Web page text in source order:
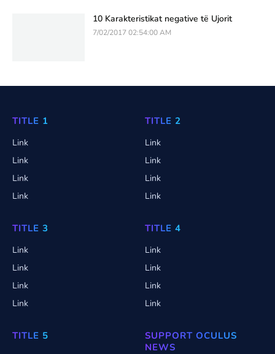
10 Karakteristikat negative të Ujorit
7/02/2017 02:54:00 AM
TITLE 1
Link
Link
Link
Link
TITLE 2
Link
Link
Link
Link
TITLE 3
Link
Link
Link
Link
TITLE 4
Link
Link
Link
Link
TITLE 5
SUPPORT OCULUS
NEWS